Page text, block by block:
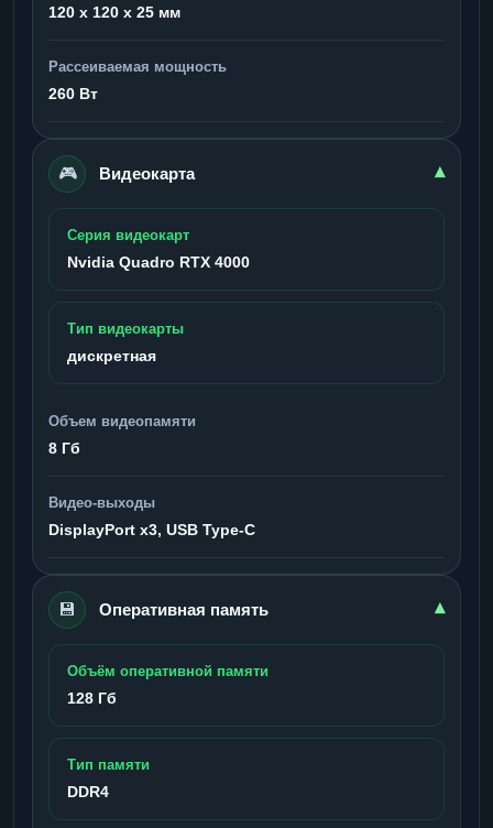
120 x 120 x 25 мм
Рассеиваемая мощность
260 Вт
🎮 Видеокарта ▾
Серия видеокарт
Nvidia Quadro RTX 4000
Тип видеокарты
дискретная
Объем видеопамяти
8 Гб
Видео-выходы
DisplayPort x3, USB Type-C
💾 Оперативная память ▾
Объём оперативной памяти
128 Гб
Тип памяти
DDR4